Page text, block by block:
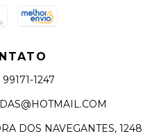
1247
DOS NAVEGANTES, 1248